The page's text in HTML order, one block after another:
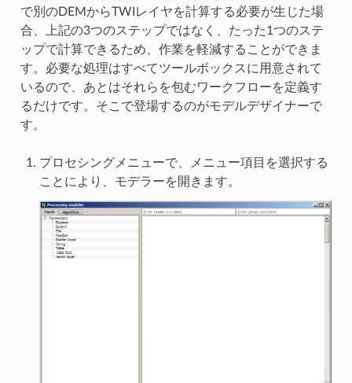
で別のDEMからTWIレイヤを計算する必要が生じた場
合、上記の3つのステップではなく、たった1つのステ
ップで計算できるため、作業を軽減することができま
す。必要な処理はすべてツールボックスに用意されて
いるので、あとはそれらを包むワークフローを定義す
るだけです。そこで登場するのがモデルデザイナーで
す。
プロセシングメニューで、メニュー項目を選択する
ことにより、モデラーを開きます。